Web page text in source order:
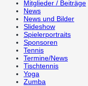
Mitglieder / Beiträge
News
News und Bilder
Slideshow
Spielerportraits
Sponsoren
Tennis
Termine/News
Tischtennis
Yoga
Zumba